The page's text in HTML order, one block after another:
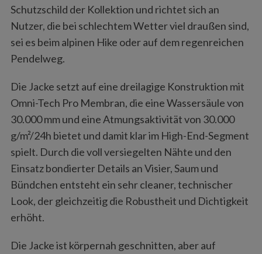
Schutzschild der Kollektion und richtet sich an
Nutzer, die bei schlechtem Wetter viel draußen sind,
sei es beim alpinen Hike oder auf dem regenreichen
Pendelweg.
Die Jacke setzt auf eine dreilagige Konstruktion mit
Omni-Tech Pro Membran, die eine Wassersäule von
30.000 mm und eine Atmungsaktivität von 30.000
g/m²/24h bietet und damit klar im High-End-Segment
spielt. Durch die voll versiegelten Nähte und den
Einsatz bondierter Details an Visier, Saum und
Bündchen entsteht ein sehr cleaner, technischer
Look, der gleichzeitig die Robustheit und Dichtigkeit
erhöht.
Die Jacke ist körpernah geschnitten, aber auf